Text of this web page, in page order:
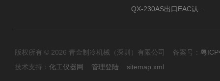
版权所有 © 2026 青金制冷机械（深圳）有限公司 备案号： 粤
技术支持： 化工仪器网 管理登陆 sitemap.xml